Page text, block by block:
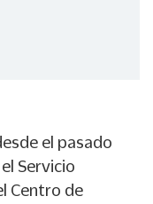
el pasado
Servicio
Centro de